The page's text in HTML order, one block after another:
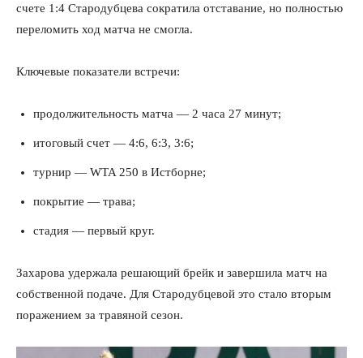
счете 1:4 Стародубцева сократила отставание, но полностью
переломить ход матча не смогла.
Ключевые показатели встречи:
продолжительность матча — 2 часа 27 минут;
итоговый счет — 4:6, 6:3, 3:6;
турнир — WTA 250 в Истборне;
покрытие — трава;
стадия — первый круг.
Захарова удержала решающий брейк и завершила матч на
собственной подаче. Для Стародубцевой это стало вторым
поражением за травяной сезон.